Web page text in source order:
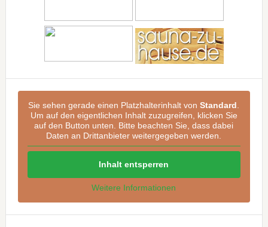
Sie sehen gerade einen Platzhalterinhalt vonStandard
Um auf den eigentlichen Inhalt zuzugreifen, klicken Sie
auf den Button unten. Bitte beachten Sie, dass dabei
Daten an Drittanbieter weitergegeben werden.
Inhalt entsperren
Weitere Informationen